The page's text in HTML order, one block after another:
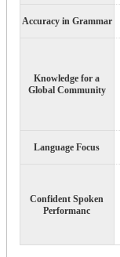
Accuracy in Grammar
Knowledge for a
Global Community
Language Focus
Confident Spoken
Performanc